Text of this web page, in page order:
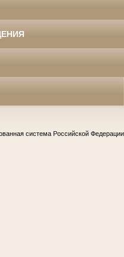
система Российской